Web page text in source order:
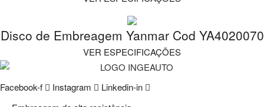
Disco de Embreagem Yanmar Cod YA4020070
VER ESPECIFICAÇÕES
Facebook-f Instagram
Linkedin-in